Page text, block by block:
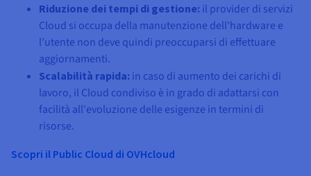
Riduzione dei tempi di gestione: il provider di servizi
Cloud si occupa della manutenzione dell'hardware e
l’utente non deve quindi preoccuparsi di effettuare
aggiornamenti.
Scalabilità rapida: in caso di aumento dei carichi di
lavoro, il Cloud condiviso è in grado di adattarsi con
facilità all'evoluzione delle esigenze in termini di
risorse.
Scopri il Public Cloud di OVHcloud